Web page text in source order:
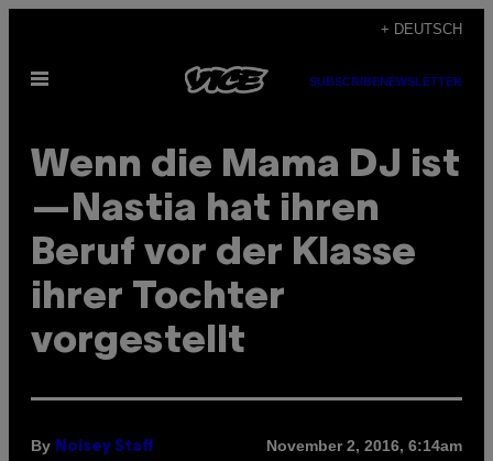
content
+ DEUTSCH
Open
SUBSCRIBENEWSLETTER
Wenn die Mama DJ ist
—Nastia hat ihren
Beruf vor der Klasse
ihrer Tochter
vorgestellt
By Noisey Staff November 2, 2016, 6:14am